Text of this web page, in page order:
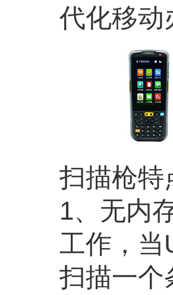
代化移动
扫描枪特
1、无内
工作，当
扫描一个